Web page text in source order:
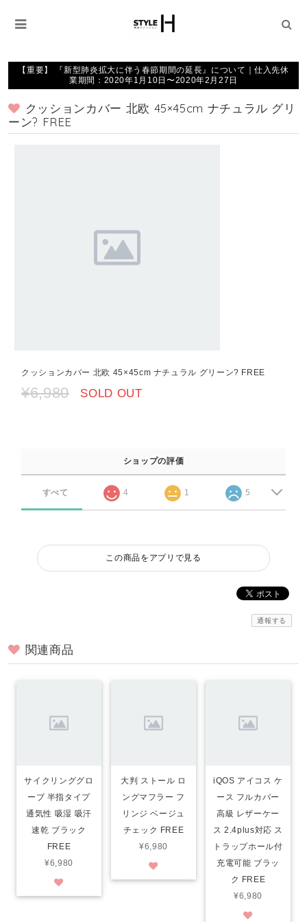
【重要】 『新型肺炎拡大に伴う春節期間の延長』について｜仕入先休
業期間：2020年1月10日〜2020年2月27日
クッションカバー 北欧 45×45cm ナチュラル グリ
ーン? FREE
クッションカバー 北欧 45×45cm ナチュラル グリーン? FREE
¥6,980 SOLD OUT
ショップの評価
すべて 4 1 5
この商品をアプリで見る
通報する
関連商品
サイクリンググロ
ーブ 半指タイプ
通気性 吸湿 吸汗
速乾 ブラック
FREE
¥6,980
大判 ストール ロ
ングマフラー フ
リンジ ベージュ
チェック FREE
¥6,980
iQOS アイコス ケ
ース フルカバー
高級 レザーケー
ス 2.4plus対応 ス
トラップホール付
充電可能 ブラッ
ク FREE
¥6,980